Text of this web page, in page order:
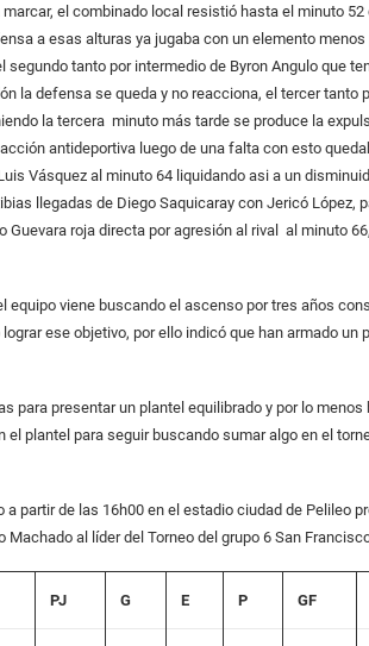
el combinado local resistió hasta el minuto 52
a esas alturas ya jugaba con un elemento
tanto por intermedio de Byron Angulo que
la defensa se queda y no reacciona, el tercer tanto
la tercera minuto más tarde se produce la
antideportiva luego de una falta con esto
Vásquez al minuto 64 liquidando asi a un
llegadas de Diego Saquicaray con Jericó López,
Guevara roja directa por agresión al rival al minuto
equipo viene buscando el ascenso por tres años
ese objetivo, por ello indicó que han armado un
para presentar un plantel equilibrado y por lo
plantel para seguir buscando sumar algo en el
partir de las 16h00 en el estadio ciudad de Pelileo
al líder del Torneo del grupo 6 San
PJ G E P GF